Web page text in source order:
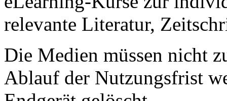
relevante Literatur,
Die Medien müssen nicht
Ablauf der Nutzungsfrist